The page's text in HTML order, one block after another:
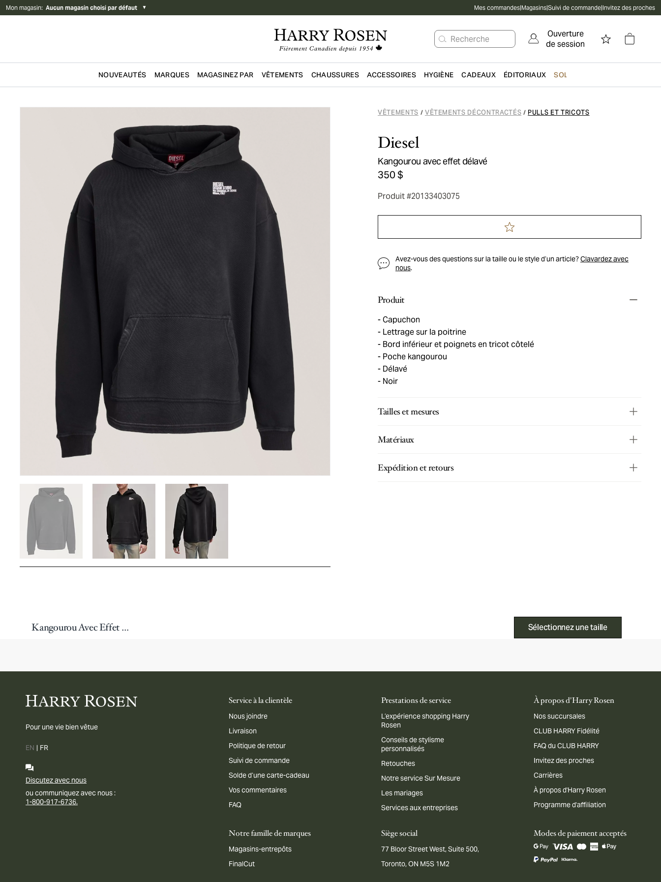
Mon magasin: Aucun magasin choisi par défaut ▼ Mes commandes|Magasins|Suivi de commande|Invitez des proches
Recherche
Ouverture
de session
Passer au contenu principal
NOUVEAUTÉS MARQUES MAGASINEZ PAR VÊTEMENTS CHAUSSURES ACCESSOIRES HYGIÈNE CADEAUX ÉDITORIAUX SOLDES
VÊTEMENTS / VÊTEMENTS DÉCONTRACTÉS / PULLS ET TRICOTS
Diesel
Kangourou avec effet délavé
350 $
Produit #20133403075
Avez-vous des questions sur la taille ou le style d’un article?Clavardez avec
nous.
Produit
Capuchon
Lettrage sur la poitrine
Bord inférieur et poignets en tricot côtelé
Poche kangourou
Délavé
Noir
Tailles et mesures
Matériaux
Expédition et retours
Kangourou Avec Effet Délavé Sélectionnez une taille
Pour une vie bien vêtue
EN | FR
Discutez avec nous
ou communiquez avec nous :
1-800-917-6736.
Service à la clientèle
Nous joindre
Livraison
Politique de retour
Suivi de commande
Solde d’une carte-cadeau
Vos commentaires
FAQ
Prestations de service
L’expérience shopping Harry
Rosen
Conseils de stylisme
personnalisés
Retouches
Notre service Sur Mesure
Les mariages
Services aux entreprises
À propos d'Harry Rosen
Nos succursales
CLUB HARRY Fidélité
FAQ du CLUB HARRY
Invitez des proches
Carrières
À propos d'Harry Rosen
Programme d'affiliation
Notre famille de marques
Magasins-entrepôts
FinalCut
Siège social
77 Bloor Street West, Suite 500,
Toronto, ON M5S 1M2
Modes de paiement acceptés